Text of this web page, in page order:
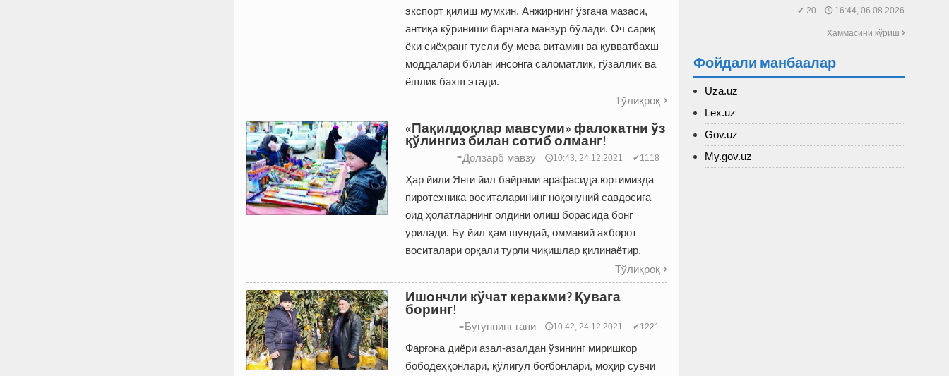
экспорт қилиш мумкин. Анжирнинг ўзгача мазаси,
антиқа кўриниши барчага манзур бўлади. Оч сариқ
ёки сиёҳранг тусли бу мева витамин ва қувватбахш
моддалари билан инсонга саломатлик, гўзаллик ва
ёшлик бахш этади.
Тўлиқроқ 
«Пақилдоқлар мавсуми» фалокатни ўз
қўлингиз билан сотиб олманг!
≡Долзарб мавзу 🕔10:43, 24.12.2021 ✔1118
Ҳар йили Янги йил байрами арафасида юртимизда
пиротехника воситаларининг ноқонуний савдосига
оид ҳолатларнинг олдини олиш борасида бонг
урилади. Бу йил ҳам шундай, оммавий ахборот
воситалари орқали турли чиқишлар қилинаётир.
Тўлиқроқ 
Ишончли кўчат керакми? Қувага
боринг!
≡Бугуннинг гапи 🕔10:42, 24.12.2021 ✔1221
Фарғона диёри азал-азалдан ўзининг миришкор
бободеҳқонлари, қўлигул боғбонлари, моҳир сувчи
✔ 20 🕔 16:44, 06.08.2026
Ҳаммасини кўриш 
Фойдали манбаалар
Uza.uz
Lex.uz
Gov.uz
My.gov.uz